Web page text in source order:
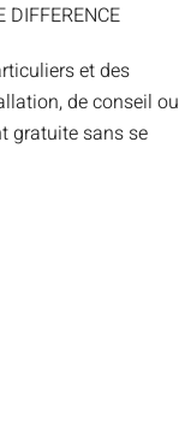
et des
de conseil ou
gratuite sans se